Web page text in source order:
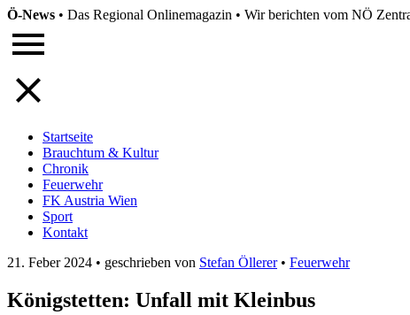
Ö-News • Das Regional Onlinemagazin • Wir berichten vom NÖ
Startseite
Brauchtum & Kultur
Chronik
Feuerwehr
FK Austria Wien
Sport
Kontakt
21. Feber 2024 • geschrieben von Stefan Öllerer • Feuerwehr
Königstetten: Unfall mit Kleinbus